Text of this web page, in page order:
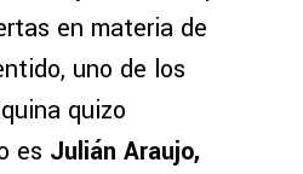
en materia de
uno de los
quizo
es Julián Araujo,